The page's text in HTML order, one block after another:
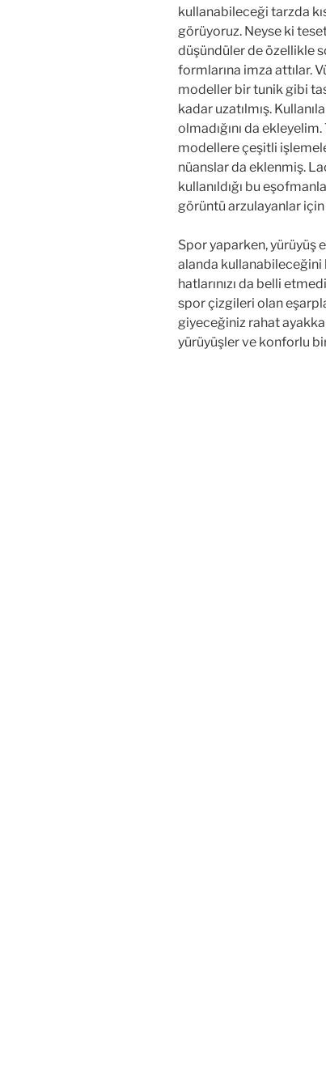
kullanabileceği tarzda
görüyoruz. Neyse ki
düşündüler de özellikle
formlarına imza attılar.
modeller bir tunik gibi
kadar uzatılmış.
olmadığını da
modellere çeşitli
nüanslar da eklenmiş.
kullanıldığı bu
görüntü arzulayanlar
Spor yaparken, yürüyüş
alanda kullanabileceğini
hatlarınızı da belli
spor çizgileri olan
giyeceğiniz rahat
yürüyüşler ve konforlu